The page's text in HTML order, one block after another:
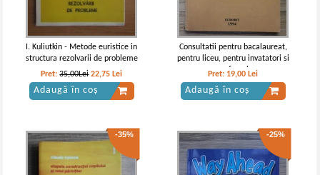
I. Kuliutkin - Metode euristice in
structura rezolvarii de probleme
Pret:35,00Lei 22,75 Lei
Adaugă în coș
Consultatii pentru bacalaureat,
pentru liceu, pentru invatatori si
profesori
Pret: 19,00 Lei
Adaugă în coș
-35% -25%